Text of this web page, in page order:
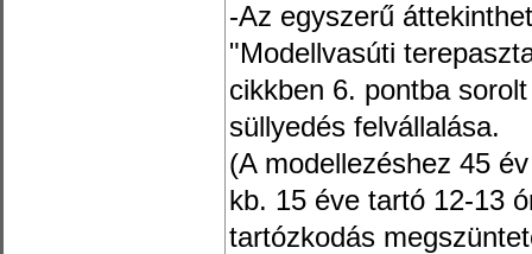
-Az egyszerű
"Modellvasúti
cikkben 6. pontba
süllyedés felvállalása.
(A modellezéshez 45
kb. 15 éve tartó 12-13
tartózkodás